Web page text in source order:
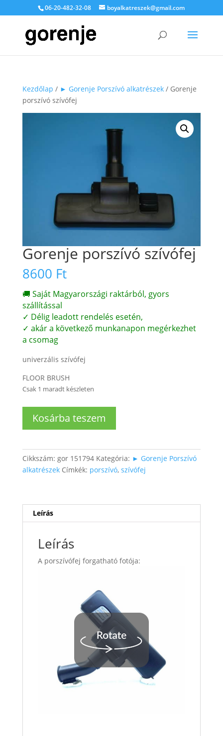
06-20-482-32-08 boyalkatreszek@gmail.com
Kezdőlap / ► Gorenje Porszívó alkatrészek/ Gorenje
porszívó szívófej
Gorenje porszívó szívófej
8600 Ft
🚚 Saját Magyarországi raktárból, gyors
szállítással
✓ Délig leadott rendelés esetén,
✓ akár a következő munkanapon megérkezhet
a csomag
univerzális szívófej
FLOOR BRUSH
Csak 1 maradt készleten
porszívó
Kosárba teszem
Cikkszám: gor 151794 Kategória: ► Gorenje Porszívó
alkatrészek Címkék: porszívó, szívófej
Leírás
Leírás
A porszívófej forgatható fotója: